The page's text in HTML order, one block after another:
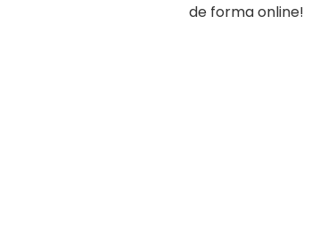
de forma online!